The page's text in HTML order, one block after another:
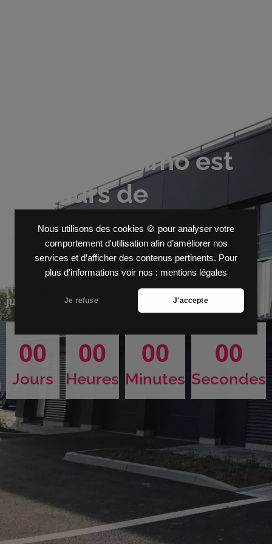
Nous utilisons des cookies 🍪 pour analyser votre
comportement d'utilisation afin d’améliorer nos
services et d’afficher des contenus pertinents. Pour
plus d'informations voir nos : mentions légales
Je refuse J'accepte
Le site Juelimo est
en cours de
construction
Merci pour votre patience. Le site sera
disponible très bientôt, rendez-vous le
juillet
00
Jours
00
Heures
00
Minutes
00
Secondes